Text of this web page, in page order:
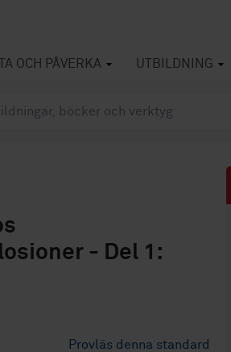
OCH PÅVERKA UTBILDNING
- Del 1:
Provläs denna standard